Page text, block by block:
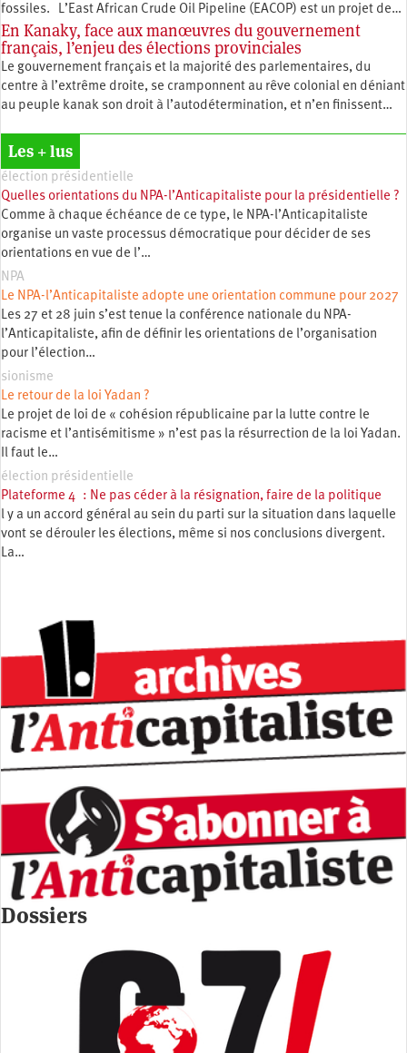
fossiles. L’East African Crude Oil Pipeline (EACOP) est un projet de…
En Kanaky, face aux manœuvres du gouvernement
français, l’enjeu des élections provinciales
Le gouvernement français et la majorité des parlementaires, du
centre à l’extrême droite, se cramponnent au rêve colonial en déniant
au peuple kanak son droit à l’autodétermination, et n’en finissent…
Les + lus
élection présidentielle
Quelles orientations du NPA-l’Anticapitaliste pour la présidentielle ?
Comme à chaque échéance de ce type, le NPA-l’Anticapitaliste
organise un vaste processus démocratique pour décider de ses
orientations en vue de l’…
NPA
Le NPA-l’Anticapitaliste adopte une orientation commune pour 2027
Les 27 et 28 juin s’est tenue la conférence nationale du NPA-
l’Anticapitaliste, afin de définir les orientations de l’organisation
pour l’élection…
sionisme
Le retour de la loi Yadan ?
Le projet de loi de « cohésion républicaine par la lutte contre le
racisme et l’antisémitisme » n’est pas la résurrection de la loi Yadan.
Il faut le…
élection présidentielle
Plateforme 4 : Ne pas céder à la résignation, faire de la politique
l y a un accord général au sein du parti sur la situation dans laquelle
vont se dérouler les élections, même si nos conclusions divergent.
La…
Dossiers